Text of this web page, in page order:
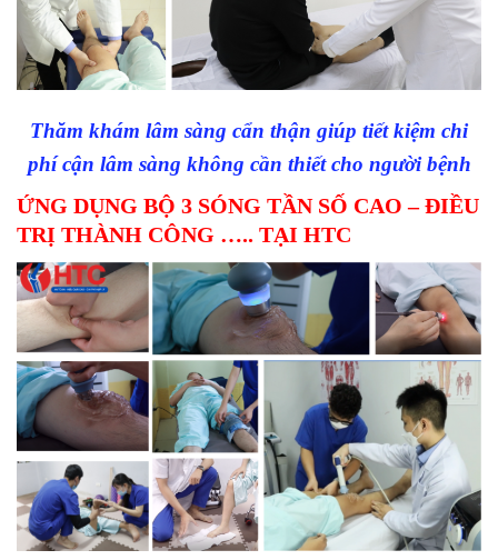
Thăm khám lâm sàng cẩn thận giúp tiết kiệm chi
phí cận lâm sàng không cần thiết cho người bệnh
ỨNG DỤNG BỘ 3 SÓNG TẦN SỐ CAO – ĐIỀU
TRỊ THÀNH CÔNG ….. TẠI HTC